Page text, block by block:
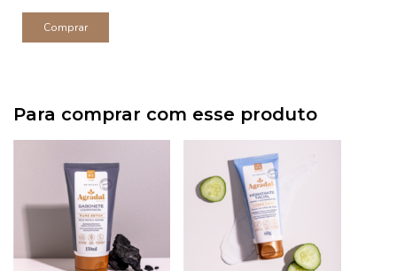
Para comprar com esse produto